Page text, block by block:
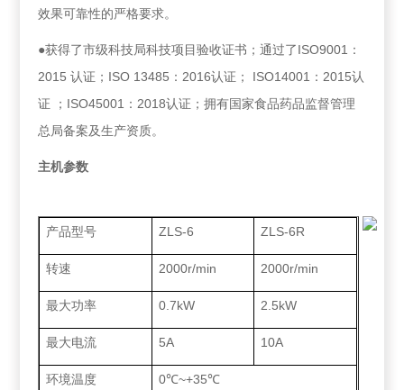
效果可靠性的严格要求。
●获得了市级科技局科技项目验收证书；通过了ISO9001：
2015 认证；ISO 13485：2016认证； ISO14001：2015认
证 ；ISO45001：2018认证；拥有国家食品药品监督管理
总局备案及生产资质。
主机参数
产品型号 ZLS-6 ZLS-6R
转速 2000r/min 2000r/min
最大功率 0.7kW 2.5kW
最大电流 5A 10A
环境温度 0℃~+35℃